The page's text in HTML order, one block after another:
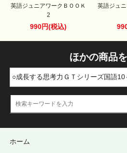
英語ジュニアワークＢＯＯＫ
2
990円(税込)
英語ジュ
ほかの商品
ホーム